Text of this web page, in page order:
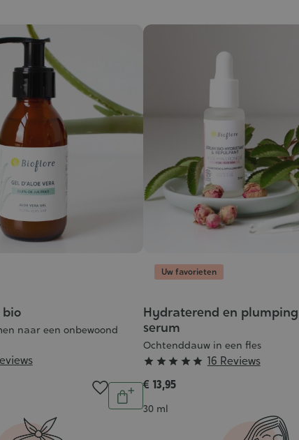
bio
naar een onbewoond
Aantal
In
Uw favorieten
Hydraterend en
serum
Ochtenddauw in een fles
Grade
     16 Reviews
€ 13,95
Inhoud
30 ml